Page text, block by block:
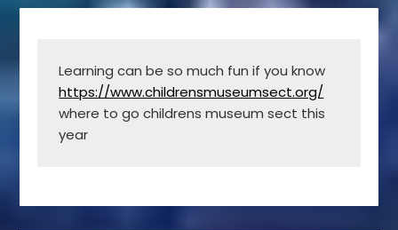
https://www.childrensmuseumsect.org/
where to go childrens museum sect this
year